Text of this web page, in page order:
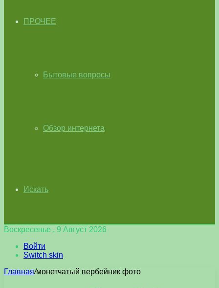
ПРОЧЕЕ
Бытовые вопросы
Обзор интернета
Искать
Воскресенье , 9 Август 2026
Войти
Switch skin
Главная/монетчатый вербейник фото